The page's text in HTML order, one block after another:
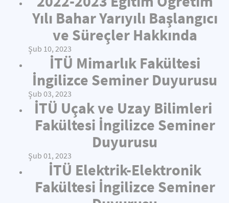
Yılı Bahar Yarıyılı Başlangıcı
ve Süreçler Hakkında
Şub 10, 2023
İTÜ Mimarlık Fakültesi
İngilizce Seminer Duyurusu
Şub 03, 2023
İTÜ Uçak ve Uzay Bilimleri
Fakültesi İngilizce Seminer
Duyurusu
Şub 01, 2023
İTÜ Elektrik-Elektronik
Fakültesi İngilizce Seminer